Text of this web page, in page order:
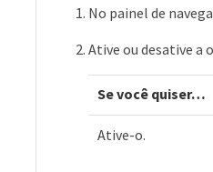
No painel de
Ative ou desative a
Se você quiser…​
Ative-o.